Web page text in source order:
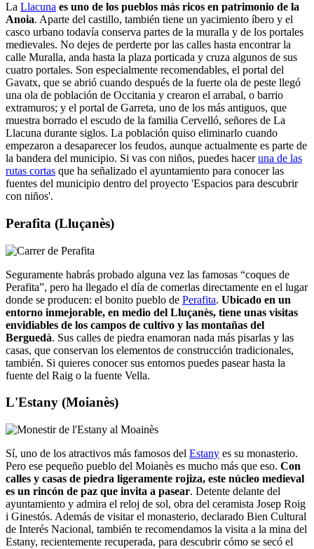
La Llacuna es uno de los pueblos más ricos en patrimonio de la
Anoia. Aparte del castillo, también tiene un yacimiento íbero y el
casco urbano todavía conserva partes de la muralla y de los portales
medievales. No dejes de perderte por las calles hasta encontrar la
calle Muralla, anda hasta la plaza porticada y cruza algunos de sus
cuatro portales. Son especialmente recomendables, el portal del
Gavatx, que se abrió cuando después de la fuerte ola de peste llegó
una ola de población de Occitania y crearon el arrabal, o barrio
extramuros; y el portal de Garreta, uno de los más antiguos, que
muestra borrado el escudo de la familia Cervelló, señores de La
Llacuna durante siglos. La población quiso eliminarlo cuando
empezaron a desaparecer los feudos, aunque actualmente es parte de
la bandera del municipio. Si vas con niños, puedes haceruna de las
rutas cortas que ha señalizado el ayuntamiento para conocer las
fuentes del municipio dentro del proyecto 'Espacios para descubrir
con niños'.
Perafita (Lluçanès)
Seguramente habrás probado alguna vez las famosas “coques de
Perafita”, pero ha llegado el día de comerlas directamente en el lugar
donde se producen: el bonito pueblo de Perafita. Ubicado en un
entorno inmejorable, en medio del Lluçanès, tiene unas visitas
envidiables de los campos de cultivo y las montañas del
Berguedà. Sus calles de piedra enamoran nada más pisarlas y las
casas, que conservan los elementos de construcción tradicionales,
también. Si quieres conocer sus entornos puedes pasear hasta la
fuente del Raig o la fuente Vella.
L'Estany (Moianès)
Sí, uno de los atractivos más famosos del Estany es su monasterio.
Pero ese pequeño pueblo del Moianès es mucho más que eso. Con
calles y casas de piedra ligeramente rojiza, este núcleo medieval
es un rincón de paz que invita a pasear. Detente delante del
ayuntamiento y admira el reloj de sol, obra del ceramista Josep Roig
i Ginestós. Además de visitar el monasterio, declarado Bien Cultural
de Interés Nacional, también te recomendamos la visita a la mina del
Estany, recientemente recuperada, para descubrir cómo se secó el